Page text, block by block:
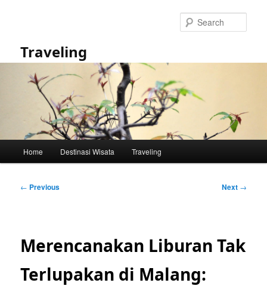
Traveling
Home Destinasi Wisata Traveling
Post
← Previous Next →
Merencanakan Liburan Tak
Terlupakan di Malang: